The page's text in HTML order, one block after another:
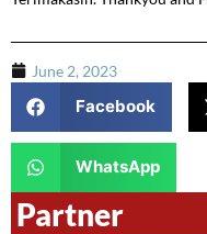
June 2, 2023
Facebook
WhatsApp
Partner